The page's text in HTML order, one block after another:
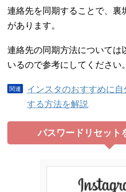
連絡先を同期することで、裏
があります。
連絡先の同期方法については
いるので参考にしてください。
インスタのおすすめに
する方法を解説
パスワードリセット